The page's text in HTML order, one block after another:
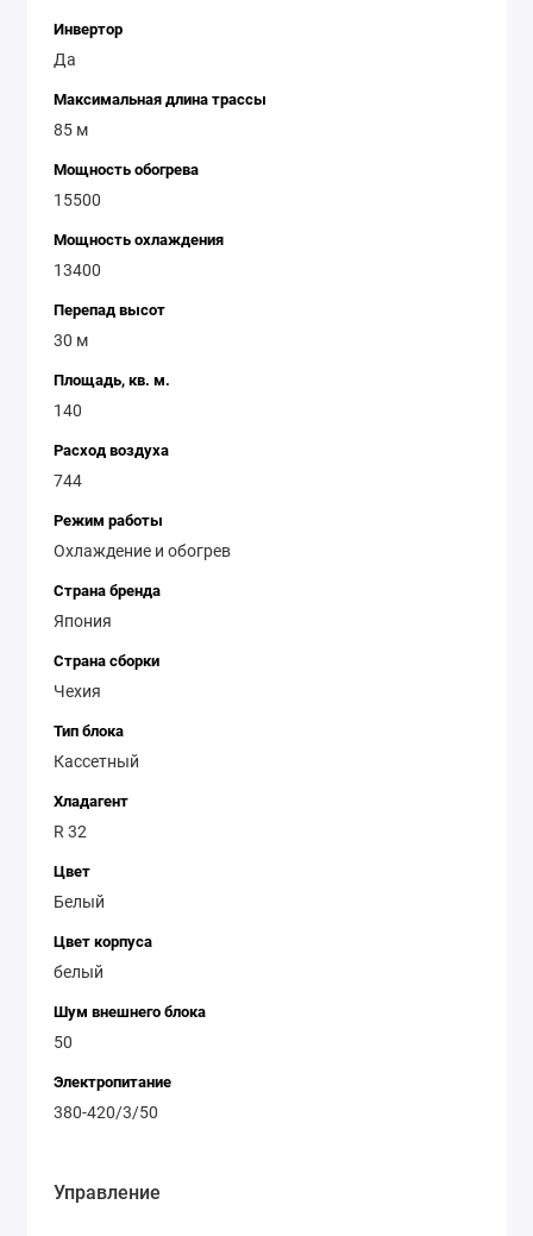
Инвертор
Да
Максимальная длина трассы
85 м
Мощность обогрева
15500
Мощность охлаждения
13400
Перепад высот
30 м
Площадь, кв. м.
140
Расход воздуха
744
Режим работы
Охлаждение и обогрев
Страна бренда
Япония
Страна сборки
Чехия
Тип блока
Кассетный
Хладагент
R 32
Цвет
Белый
Цвет корпуса
белый
Шум внешнего блока
50
Электропитание
380-420/3/50
Управление